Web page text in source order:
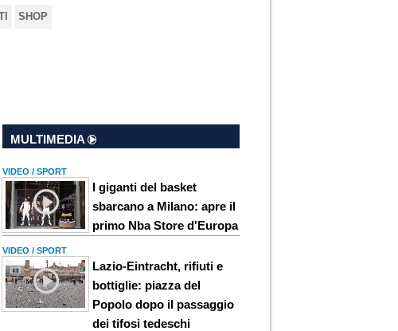
SHOP
MULTIMEDIA
VIDEO / SPORT
I giganti del basket
sbarcano a Milano: apre il
primo Nba Store d'Europa
VIDEO / SPORT
Lazio-Eintracht, rifiuti e
bottiglie: piazza del
Popolo dopo il passaggio
dei tifosi tedeschi